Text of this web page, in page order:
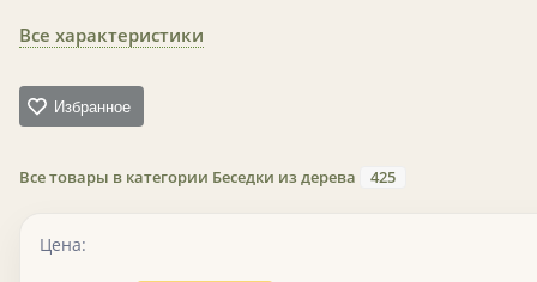
Все характеристики
Избранное
Все товары в категории Беседки из дерева 425
Цена: